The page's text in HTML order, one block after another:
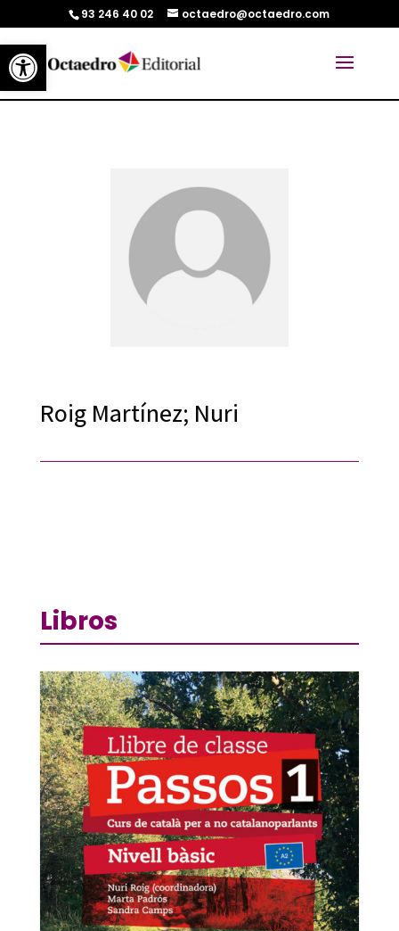
Abrir barra de herramientas
93 246 40 02 octaedro@octaedro.com
Roig Martínez; Nuri
Libros